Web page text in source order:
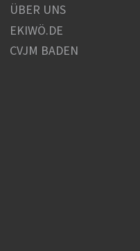
ÜBER UNS
EKIWÖ.DE
CVJM BADEN